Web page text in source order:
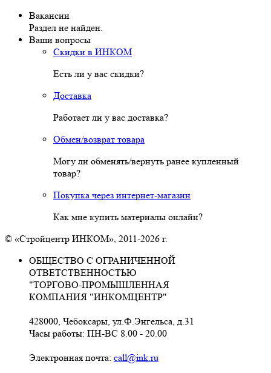
Вакансии
Раздел не найден.
Ваши вопросы
Скидки в ИНКОМ
Есть ли у вас скидки?
Доставка
Работает ли у вас доставка?
Обмен/возврат товара
Могу ли обменять/вернуть ранее купленный
товар?
Покупка через интернет-магазин
Как мне купить материалы онлайн?
© «Стройцентр ИНКОМ», 2011-2026 г.
ОБЩЕСТВО С ОГРАНИЧЕННОЙ
ОТВЕТСТВЕННОСТЬЮ
"ТОРГОВО-ПРОМЫШЛЕННАЯ
КОМПАНИЯ "ИНКОМЦЕНТР"
428000, Чебоксары, ул.Ф.Энгельса, д.31
Часы работы: ПН-ВС 8.00 - 20.00
Электронная почта: call@ink.ru